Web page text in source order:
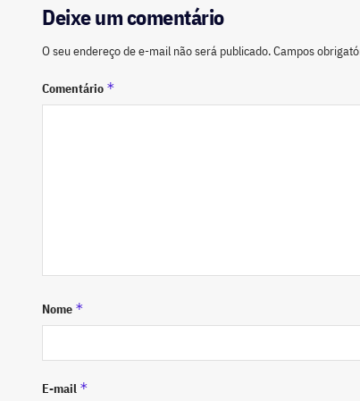
Deixe um comentário
O seu endereço de e-mail não será publicado.Campos
Comentário *
Nome *
E-mail *